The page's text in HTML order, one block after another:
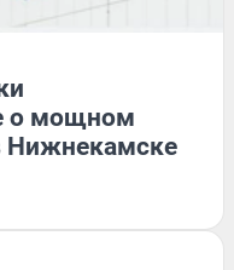
о мощном
Нижнекамске